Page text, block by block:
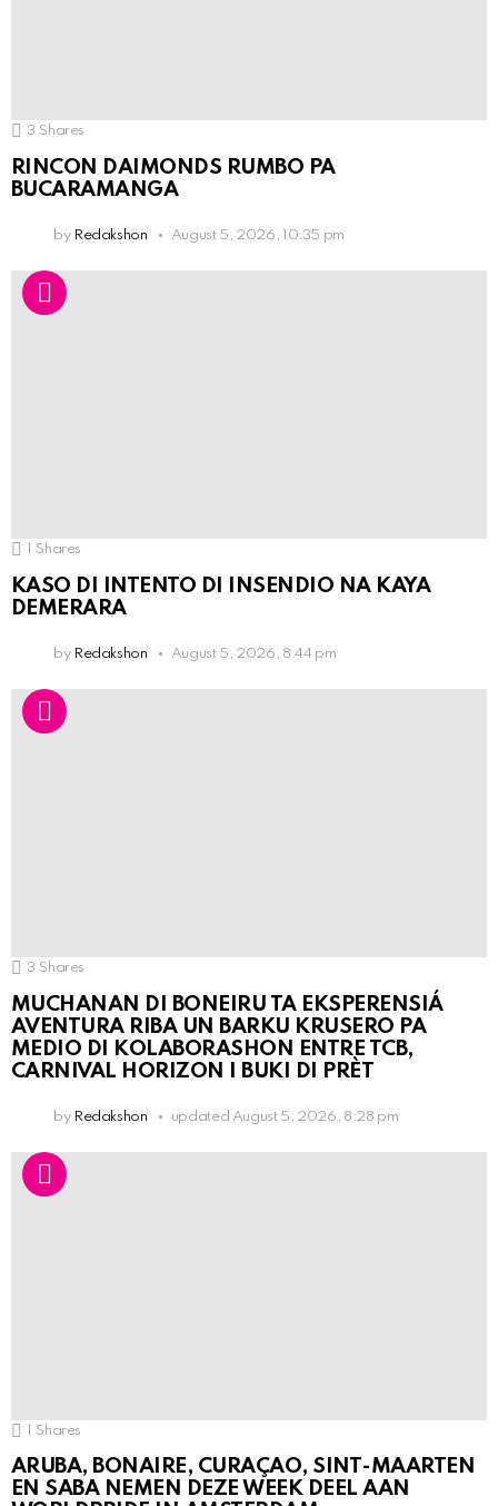
3 Shares
RINCON DAIMONDS RUMBO PA
BUCARAMANGA
by Redakshon August 5, 2026, 10:35 pm
Shares
KASO DI INTENTO DI INSENDIO NA KAYA
DEMERARA
by Redakshon August 5, 2026, 8:44 pm
3 Shares
MUCHANAN DI BONEIRU TA EKSPERENSIÁ
AVENTURA RIBA UN BARKU KRUSERO PA
MEDIO DI KOLABORASHON ENTRE TCB,
CARNIVAL HORIZON I BUKI DI PRÈT
by Redakshon updated August 5, 2026, 8:28 pm
1 Shares
ARUBA, BONAIRE, CURAÇAO, SINT-MAARTEN
EN SABA NEMEN DEZE WEEK DEEL AAN